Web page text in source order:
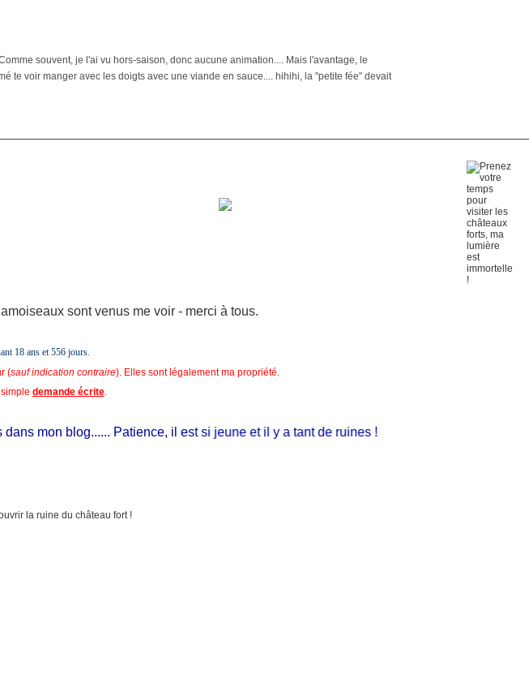
souvent, je l'ai vu hors-saison, donc aucune animation.... Mais l'avantage, le
te voir manger avec les doigts avec une viande en sauce.... hihihi, la "petite fée" devait
sont venus me voir - merci à tous.
18 ans et556 jours.
(sauf indication contraire). Elles sont légalement ma propriété.
demande écrite.
mon blog...... Patience, il est si jeune et il y a tant de ruines !